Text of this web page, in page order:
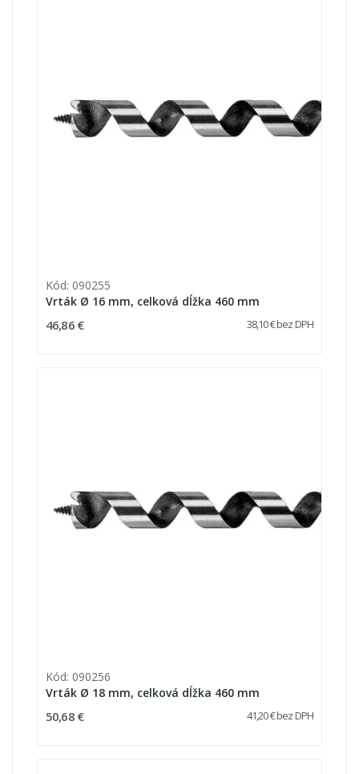
Kód: 090255
Vrták Ø 16 mm, celková dĺžka 460 mm
46,86 € 38,10 € bez DPH
Kód: 090256
Vrták Ø 18 mm, celková dĺžka 460 mm
50,68 € 41,20 € bez DPH